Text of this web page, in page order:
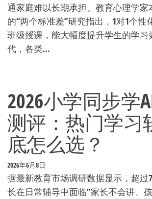
通家庭难以长期承担。教育心理学家
的“两个标准差”研究指出，1对1个性
班级授课，能大幅度提升学生的学习
代，各类…
2026小学同步学
测评：热门学习
底怎么选？
2026年6月8日
据最新教育市场调研数据显示，超过
长在日常辅导中面临“家长不会讲、